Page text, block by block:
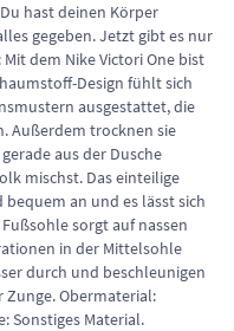
hast deinen Körper
gegeben. Jetzt gibt es nur
dem Nike Victori One bist
Design fühlt sich
ausgestattet, die
Außerdem trocknen sie
aus der Dusche
mischst. Das einteilige
an und es lässt sich
sorgt auf nassen
in der Mittelsohle
durch und beschleunigen
Zunge. Obermaterial:
Sonstiges Material.